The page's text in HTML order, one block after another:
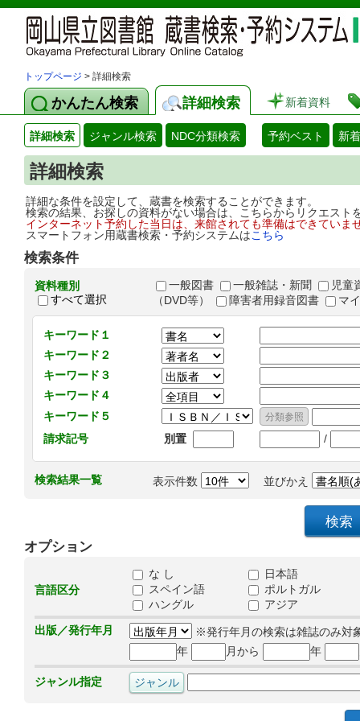
トップページ > 詳細検索
かんたん検索 詳細検索 新着資料
詳細検索 ジャンル検索 NDC分類検索 予約ベスト 新
詳細検索
詳細な条件を設定して、蔵書を検索することができます。
検索の結果、お探しの資料がない場合は、こちらからリクエス
インターネット予約した当日は、来館されても準備はできてい
スマートフォン用蔵書検索・予約システムはこちら
検索条件
資料種別
すべて選択
一般図書 一般雑誌・新聞
児童
（DVD等）
障害者用録音図書 マ
キーワード１
キーワード２
キーワード３
キーワード４
キーワード５
請求記号
別置 /
検索結果一覧 表示件数 並びかえ
オプション
言語区分
な し
日本語
スペイン語
ポルトガル
ハングル
アジア
出版／発行年月
※発行年月の検索は雑誌のみ対
年
月から 年
ジャンル指定